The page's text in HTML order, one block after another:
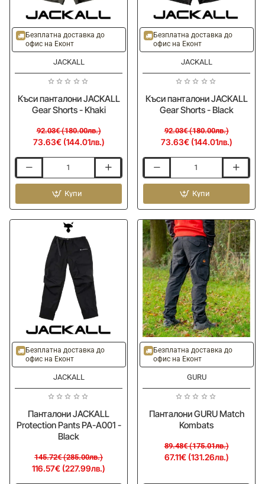
-20%
Безплатна доставка до
офис на Еконт
JACKALL
Къси панталони JACKALL
Gear Shorts - Khaki
73.63€ (144.01лв.)
92.03€ (180.00лв.)
панталони
Gear
Shorts
Купи
-20%
Безплатна доставка до
офис на Еконт
JACKALL
Къси панталони JACKALL
Gear Shorts - Black
73.63€ (144.01лв.)
92.03€ (180.00лв.)
панталони
Gear
Shorts
-
Black
Купи
-20%
Безплатна доставка до
офис на Еконт
JACKALL
Панталони JACKALL
Protection Pants PA-A001 -
Black
116.57€ (227.99лв.)
145.72€ (285.00лв.)
-25%
Безплатна доставка до
офис на Еконт
GURU
Панталони GURU Match
Kombats
67.11€ (131.26лв.)
89.48€ (175.01лв.)